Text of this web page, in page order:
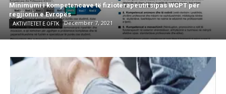
Minimumi i kompetencave të fizioterapeutit sipas WCPT për
regjionin e Evropës
AKTIVITETET E OFTK December 7, 2021